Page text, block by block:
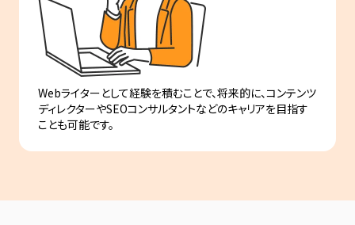
Webライターとして経験を積むことで、将来的に、コンテンツ
ディレクターやSEOコンサルタントなどのキャリアを目指す
ことも可能です。